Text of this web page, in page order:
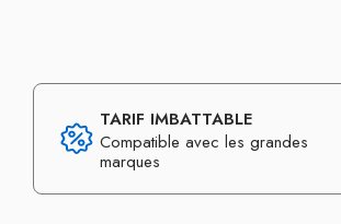
TARIF IMBATTABLE
Compatible avec les grandes
marques